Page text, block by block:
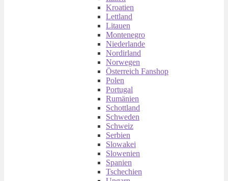
Kroatien
Lettland
Litauen
Montenegro
Niederlande
Nordirland
Norwegen
Österreich Fanshop
Polen
Portugal
Rumänien
Schottland
Schweden
Schweiz
Serbien
Slowakei
Slowenien
Spanien
Tschechien